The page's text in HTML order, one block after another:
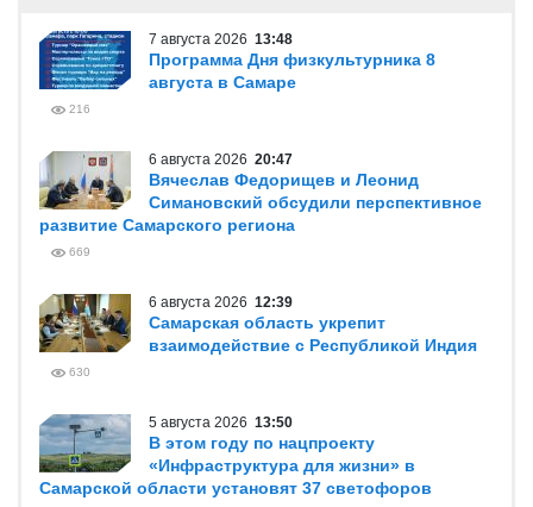
7 августа 2026 13:48
Программа Дня физкультурника 8
августа в Самаре
216
6 августа 2026 20:47
Вячеслав Федорищев и Леонид
Симановский обсудили перспективное
развитие Самарского региона
669
6 августа 2026 12:39
Самарская область укрепит
взаимодействие с Республикой Индия
630
5 августа 2026 13:50
В этом году по нацпроекту
«Инфраструктура для жизни» в
Самарской области установят 37 светофоров